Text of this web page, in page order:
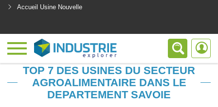
Accueil Usine Nouvelle
TOP 7 DES USINES DU SECTEUR
AGROALIMENTAIRE DANS LE
DEPARTEMENT SAVOIE